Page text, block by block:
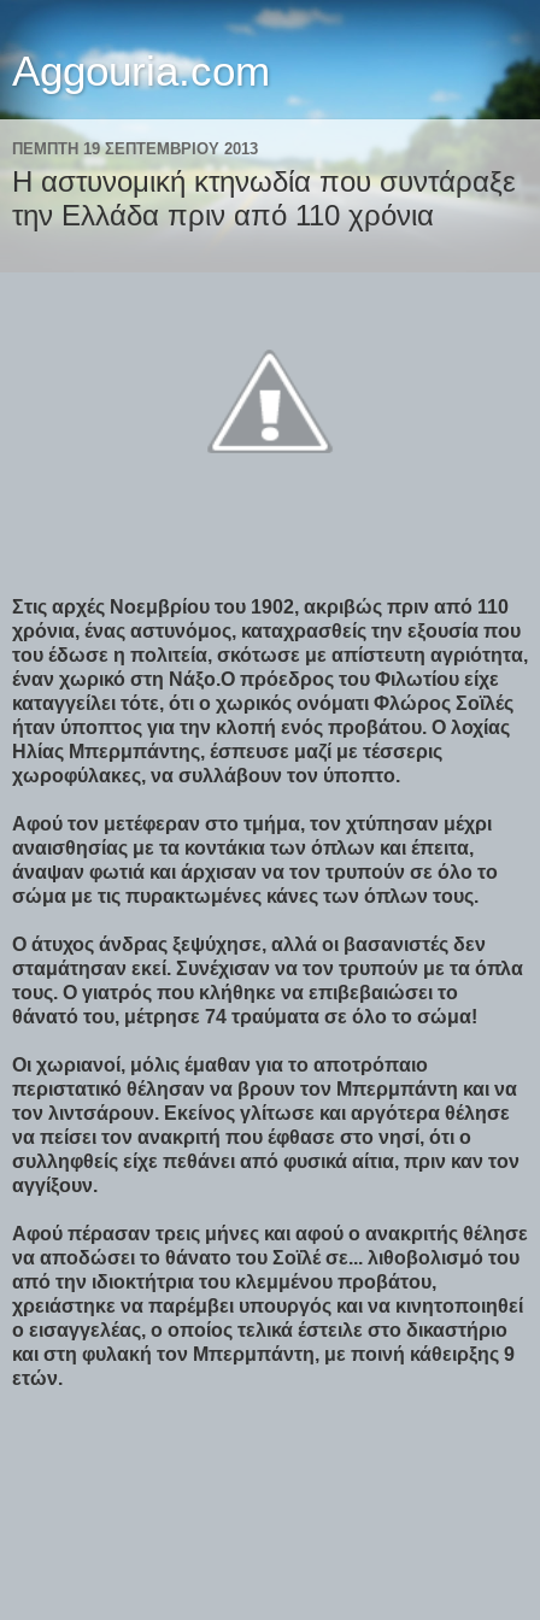
Aggouria.com
ΠΈΜΠΤΗ 19 ΣΕΠΤΕΜΒΡΊΟΥ 2013
Η αστυνομική κτηνωδία που συντάραξε
την Ελλάδα πριν από 110 χρόνια
Στις αρχές Νοεμβρίου του 1902, ακριβώς πριν από 110
χρόνια, ένας αστυνόμος, καταχρασθείς την εξουσία που
του έδωσε η πολιτεία, σκότωσε με απίστευτη αγριότητα,
έναν χωρικό στη Νάξο.O πρόεδρος του Φιλωτίου είχε
καταγγείλει τότε, ότι ο χωρικός ονόματι Φλώρος Σοϊλές
ήταν ύποπτος για την κλοπή ενός προβάτου. Ο λοχίας
Ηλίας Μπερμπάντης, έσπευσε μαζί με τέσσερις
χωροφύλακες, να συλλάβουν τον ύποπτο.
Αφού τον μετέφεραν στο τμήμα, τον χτύπησαν μέχρι
αναισθησίας με τα κοντάκια των όπλων και έπειτα,
άναψαν φωτιά και άρχισαν να τον τρυπούν σε όλο το
σώμα με τις πυρακτωμένες κάνες των όπλων τους.
Ο άτυχος άνδρας ξεψύχησε, αλλά οι βασανιστές δεν
σταμάτησαν εκεί. Συνέχισαν να τον τρυπούν με τα όπλα
τους. Ο γιατρός που κλήθηκε να επιβεβαιώσει το
θάνατό του, μέτρησε 74 τραύματα σε όλο το σώμα!
Οι χωριανοί, μόλις έμαθαν για το αποτρόπαιο
περιστατικό θέλησαν να βρουν τον Μπερμπάντη και να
τον λιντσάρουν. Εκείνος γλίτωσε και αργότερα θέλησε
να πείσει τον ανακριτή που έφθασε στο νησί, ότι ο
συλληφθείς είχε πεθάνει από φυσικά αίτια, πριν καν τον
αγγίξουν.
Αφού πέρασαν τρεις μήνες και αφού ο ανακριτής θέλησε
να αποδώσει το θάνατο του Σοϊλέ σε... λιθοβολισμό του
από την ιδιοκτήτρια του κλεμμένου προβάτου,
χρειάστηκε να παρέμβει υπουργός και να κινητοποιηθεί
ο εισαγγελέας, ο οποίος τελικά έστειλε στο δικαστήριο
και στη φυλακή τον Μπερμπάντη, με ποινή κάθειρξης 9
ετών.